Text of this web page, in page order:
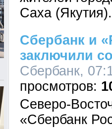
Саха (Якутия).
Сбербанк и
заключили
Сбербанк,
Северо-
«Сбербанк